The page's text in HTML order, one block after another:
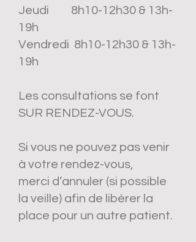
Jeudi 8h10-12h30 & 13h-
19h
Vendredi 8h10-12h30 & 13h-
19h
Les consultations se font
SUR RENDEZ-VOUS.
Si vous ne pouvez pas venir
à votre rendez-vous,
merci d’annuler (si possible
la veille) afin de libérer la
place pour un autre patient.